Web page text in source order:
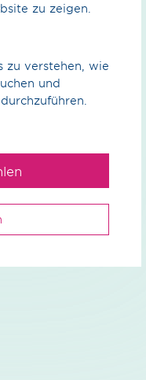
zu zeigen.
zu verstehen, wie
und